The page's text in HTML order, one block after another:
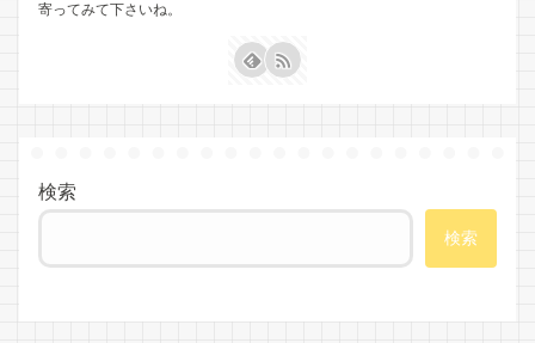
寄ってみて下さいね。
検索
検索